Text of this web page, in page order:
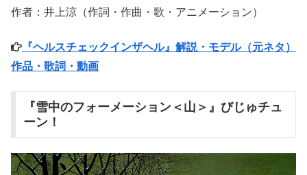
作者：井上涼（作詞・作曲・歌・アニメーション）
『ヘルスチェックインザヘル』解説・モデル（元ネタ）
作品・歌詞・動画
『雪中のフォーメーション＜山＞』びじゅチュ
ーン！